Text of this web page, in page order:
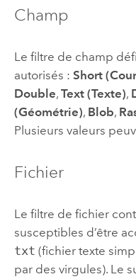
Champ
Le filtre de champ
autorisés : Short
Double, Text (Texte),
(Géométrie), Blob,
Plusieurs valeurs
Fichier
Le filtre de fichier
susceptibles d’être
txt (fichier texte
par des virgules). Le